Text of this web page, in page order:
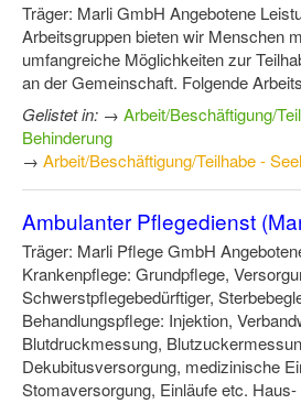
Träger: Marli GmbH Angebotene
Arbeitsgruppen bieten wir Menschen
umfangreiche Möglichkeiten zur
an der Gemeinschaft. Folgende
Gelistet in: → Arbeit/Beschäftigung/
Behinderung
→ Arbeit/Beschäftigung/Teilhabe -
Ambulanter Pflegedienst
Träger: Marli Pflege GmbH
Krankenpflege: Grundpflege,
Schwerstpflegebedürftiger,
Behandlungspflege: Injektion,
Blutdruckmessung,
Dekubitusversorgung, medizinische
Stomaversorgung, Einläufe etc.